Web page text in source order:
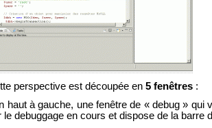
perspective est découpée en 5 fenêtres :
haut à gauche, une fenêtre de « debug » qui
le debuggage en cours et dispose de la barre